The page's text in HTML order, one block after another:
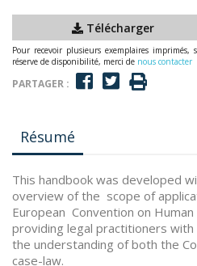
Télécharger
Pour recevoir plusieurs exemplaires imprimés,
réserve de disponibilité, merci de nous contacter
PARTAGER :
Résumé
This handbook was developed
overview of the scope of
European Convention on Human
providing legal practitioners
the understanding of both the
case-law.